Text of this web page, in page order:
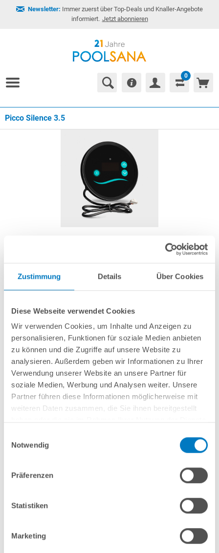
Zustimmung Details Über Cookies
Diese Webseite verwendet Cookies
Wir verwenden Cookies, um Inhalte und Anzeigen zu
personalisieren, Funktionen für soziale Medien anbieten
zu können und die Zugriffe auf unsere Website zu
analysieren. Außerdem geben wir Informationen zu Ihrer
Verwendung unserer Website an unsere Partner für
soziale Medien, Werbung und Analysen weiter. Unsere
Partner führen diese Informationen möglicherweise mit
weiteren Daten zusammen, die Sie ihnen bereitgestellt
Notwendig
Präferenzen
Statistiken
Marketing
Newsletter: Immer zuerst über Top-Deals und Knaller-Angebote
informiert. Jetzt abonnieren
0
Picco Silence 3.5
Steuerung mit LED-Anzeige für Picco 3.5
Artikel-Nr.: 290432
69,99 € *
(-29,3% vom UVP)
UVP: 99,00 € *
inkl. gesetzlicher MwSt.zzgl. Versandkosten; ab 99,- frachtfrei
Lieferung in ca. 1-3 Arbeitstagen
Ersatz-Display mit Anschlusskabel für Wärmepumpen aus der Reihe
"PICCO Silence 3.5".
Merken
info(at)poolsana.de Anfrageformular